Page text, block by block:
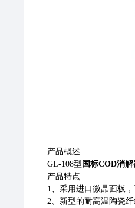
产品概述
GL-108型 国标COD消解
产品特点
1、采用进口微晶面板
2、新型的耐高温陶瓷